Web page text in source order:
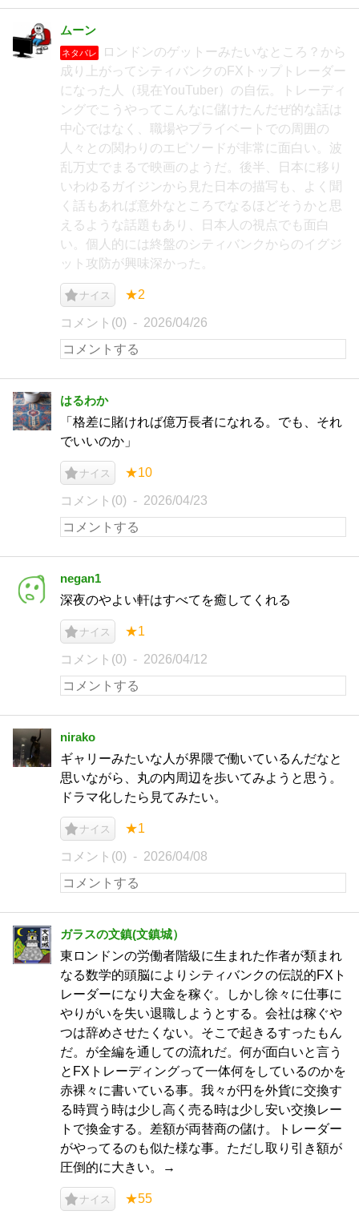
ムーン
ネタバレ
ロンドンのゲットーみたいなところ？から
成り上がってシティバンクのFXトップトレーダー
になった人（現在YouTuber）の自伝。トレーディ
ングでこうやってこんなに儲けたんだぜ的な話は
中心ではなく、職場やプライベートでの周囲の
人々との関わりのエピソードが非常に面白い。波
乱万丈でまるで映画のようだ。後半、日本に移り
いわゆるガイジンから見た日本の描写も、よく聞
く話もあれば意外なところでなるほどそうかと思
えるような話題もあり、日本人の視点でも面白
い。個人的には終盤のシティバンクからのイグジ
ット攻防が興味深かった。
ナイス ★2
コメント(0) 2026/04/26
はるわか
「格差に賭ければ億万長者になれる。でも、それ
でいいのか」
ナイス ★10
コメント(0) 2026/04/23
negan1
深夜のやよい軒はすべてを癒してくれる
ナイス ★1
コメント(0) 2026/04/12
nirako
ギャリーみたいな人が界隈で働いているんだなと
思いながら、丸の内周辺を歩いてみようと思う。
ドラマ化したら見てみたい。
ナイス ★1
コメント(0) 2026/04/08
ガラスの文鎮(文鎮城）
東ロンドンの労働者階級に生まれた作者が類まれ
なる数学的頭脳によりシティバンクの伝説的FXト
レーダーになり大金を稼ぐ。しかし徐々に仕事に
やりがいを失い退職しようとする。会社は稼ぐや
つは辞めさせたくない。そこで起きるすったもん
だ。が全編を通しての流れだ。何が面白いと言う
とFXトレーディングって一体何をしているのかを
赤裸々に書いている事。我々が円を外貨に交換す
る時買う時は少し高く売る時は少し安い交換レー
トで換金する。差額が両替商の儲け。トレーダー
がやってるのも似た様な事。ただし取り引き額が
圧倒的に大きい。→
ナイス ★55